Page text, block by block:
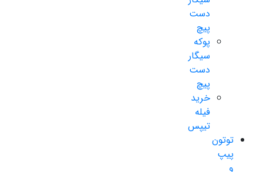
دست
پیچ
پوکه
سیگار
دست
پیچ
خرید
فیله
تیپس
توتون
پیپ
و